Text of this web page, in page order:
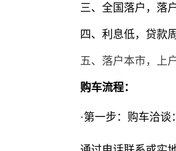
三、全国落户，落
四、利息低，贷款
五、落户本市，上
购车流程：
·第一步：购车洽谈